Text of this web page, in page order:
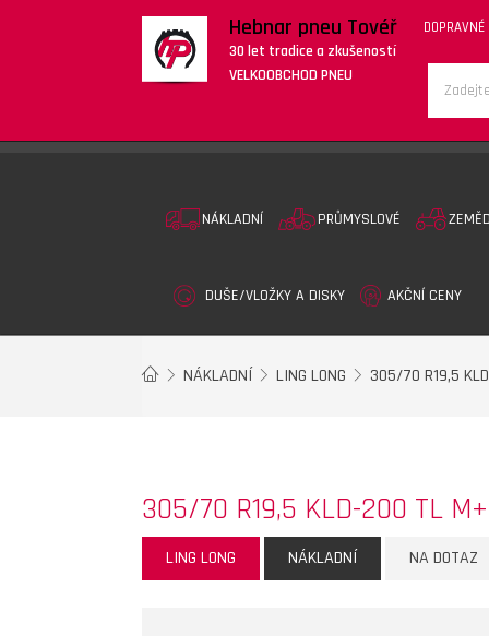
Hebnar pneu Tovéř
30 let tradice a zkušeností
VELKOOBCHOD PNEU
DOPRAVNÉ
NÁKLADNÍ PRŮMYSLOVÉ
DUŠE/VLOŽKY A DISKY AKČNÍ CENY
NÁKLADNÍ LING LONG 305/70 R19,5
305/70 R19,5 KLD-200 TL
LING LONG NÁKLADNÍ NA DOTAZ